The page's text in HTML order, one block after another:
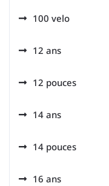
100 velo
12 ans
12 pouces
14 ans
14 pouces
16 ans